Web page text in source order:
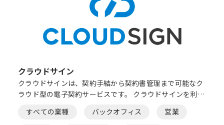
クラウドサイン
クラウドサインは、契約手結から契約書管理まで可能なク
ラウド型の電子契約サービスです。 クラウドサインを利用
代が不要になりコスト削減に繋がります。
すべての業種 バックオフィス
営業